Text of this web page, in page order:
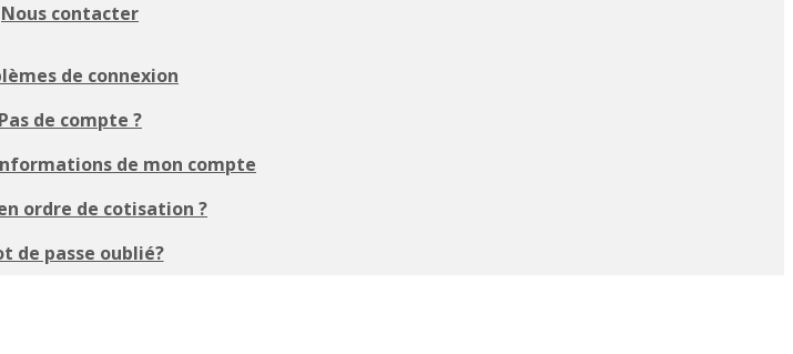
Nous contacter
de connexion
Pas de compte ?
de mon compte
ordre de cotisation ?
de passe oublié?